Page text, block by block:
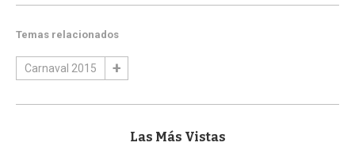
Temas relacionados
Carnaval 2015
Las Más Vistas